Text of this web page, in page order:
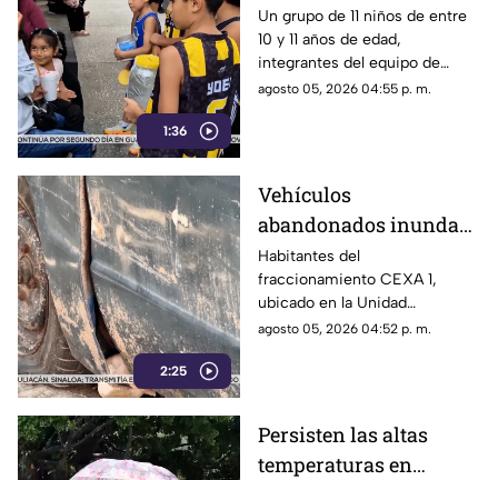
1:36
Chilpancingo buscan
apoyo para competir en
torneo nacional en
Veracruz
Un grupo de 11 niños de entre
10 y 11 años de edad,
integrantes del equipo de
básquetbol Panteras de
a cabo en Orizaba, Veracruz,
del 19 al 23 de agosto.
agosto 05, 2026 04:55 p. m.
2:25
Vehículos
abandonados inundan
la Unidad Habitacional
Colosio: Vecinos
denuncian foco de
infección e inseguridad
Habitantes del
fraccionamiento CEXA 1,
ubicado en la Unidad
Habitacional Colosio, han
automóviles abandonados en la
vía pública.
agosto 05, 2026 04:52 p. m.
Persisten las altas
temperaturas en